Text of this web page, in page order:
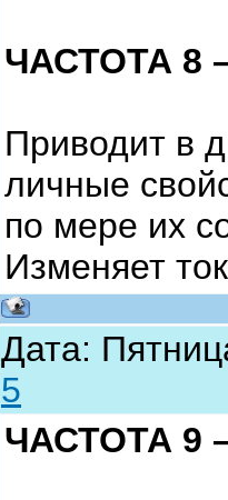
ЧАСТОТА 8
Приводит в
личные
по мере их
Изменяет
Дата:
5
ЧАСТОТА 9